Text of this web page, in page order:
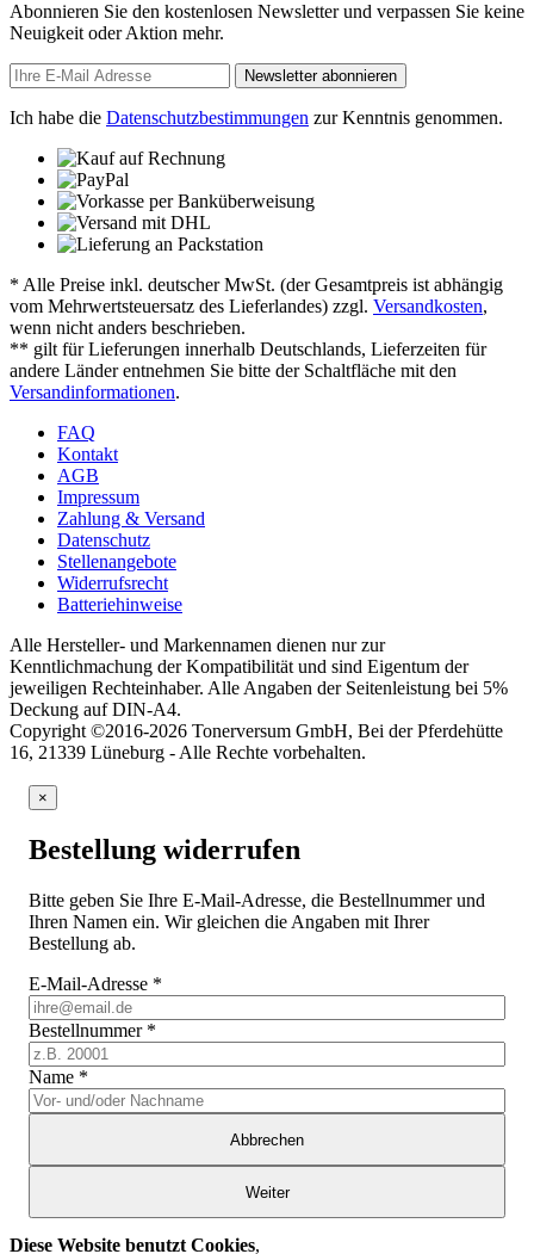
Abonnieren Sie den kostenlosen Newsletter und verpassen Sie keine
Neuigkeit oder Aktion mehr.
Newsletter abonnieren
Ich habe die Datenschutzbestimmungen zur Kenntnis genommen.
* Alle Preise inkl. deutscher MwSt. (der Gesamtpreis ist abhängig
vom Mehrwertsteuersatz des Lieferlandes) zzgl. Versandkosten,
wenn nicht anders beschrieben.
** gilt für Lieferungen innerhalb Deutschlands, Lieferzeiten für
andere Länder entnehmen Sie bitte der Schaltfläche mit den
Versandinformationen.
FAQ
Kontakt
AGB
Impressum
Zahlung & Versand
Datenschutz
Stellenangebote
Widerrufsrecht
Batteriehinweise
Alle Hersteller- und Markennamen dienen nur zur
Kenntlichmachung der Kompatibilität und sind Eigentum der
jeweiligen Rechteinhaber. Alle Angaben der Seitenleistung bei 5%
Deckung auf DIN-A4.
Copyright ©2016-2026 Tonerversum GmbH, Bei der Pferdehütte
16, 21339 Lüneburg - Alle Rechte vorbehalten.
×
Bestellung widerrufen
Bitte geben Sie Ihre E-Mail-Adresse, die Bestellnummer und
Ihren Namen ein. Wir gleichen die Angaben mit Ihrer
Bestellung ab.
E-Mail-Adresse *
Bestellnummer *
Name *
Abbrechen
Weiter
Diese Website benutzt Cookies,